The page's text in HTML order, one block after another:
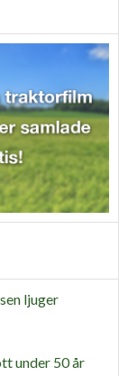
ljuger
under 50 år